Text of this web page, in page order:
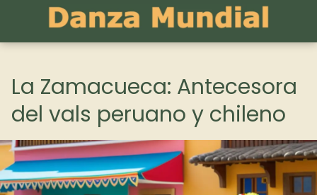
La Zamacueca: Antecesora
del vals peruano y chileno